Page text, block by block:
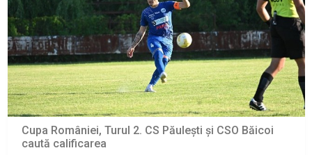
Cupa României, Turul 2. CS Păulești și CSO Băicoi
caută calificarea